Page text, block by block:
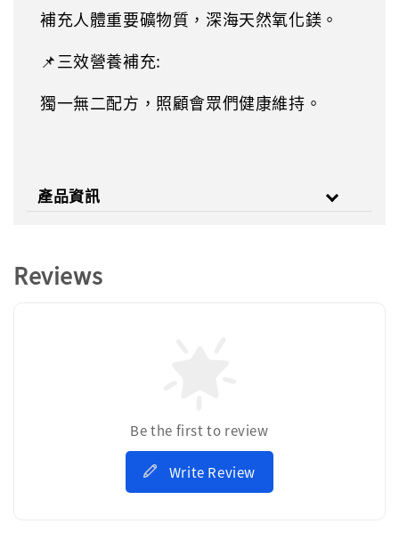
補充人體重要礦物質，深海天然氧化鎂。
📌三效營養補充:
獨一無二配方，照顧會眾們健康維持。
產品資訊
Reviews
Be the first to review
Write Review